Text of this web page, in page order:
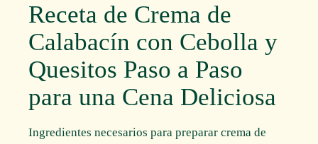
Receta de Crema de
Calabacín con Cebolla y
Quesitos Paso a Paso
para una Cena Deliciosa
Ingredientes necesarios para preparar crema de